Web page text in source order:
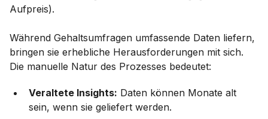
Aufpreis).
Während Gehaltsumfragen umfassende Daten liefern,
bringen sie erhebliche Herausforderungen mit sich.
Die manuelle Natur des Prozesses bedeutet:
Veraltete Insights: Daten können Monate alt
sein, wenn sie geliefert werden.